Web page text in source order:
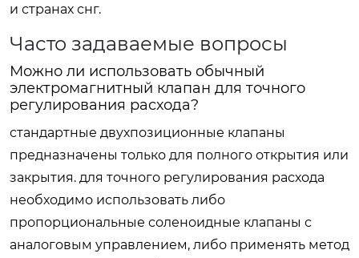
и странах снг.
Часто задаваемые вопросы
Можно ли использовать обычный
электромагнитный клапан для точного
регулирования расхода?
стандартные двухпозиционные клапаны
предназначены только для полного открытия или
закрытия. для точного регулирования расхода
необходимо использовать либо
пропорциональные соленоидные клапаны с
аналоговым управлением, либо применять метод